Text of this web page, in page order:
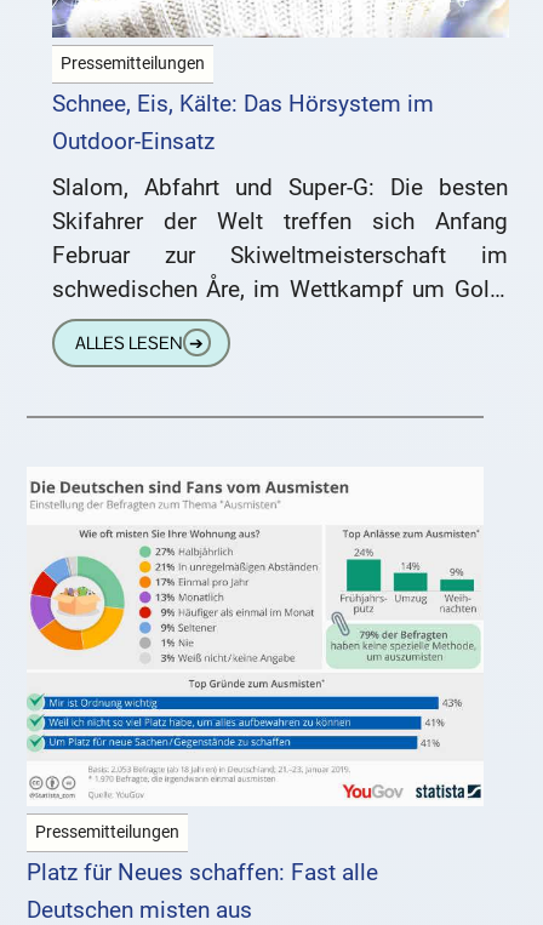
Pressemitteilungen
Schnee, Eis, Kälte: Das Hörsystem im
Outdoor-Einsatz
Slalom, Abfahrt und Super-G: Die besten
Skifahrer der Welt treffen sich Anfang
Februar zur Skiweltmeisterschaft im
schwedischen Åre, im Wettkampf um Gold,
Silber oder Bronze. Hier sind
Spitzenleistungen gefragt. Aber
ALLES LESEN ➔
Pressemitteilungen
Platz für Neues schaffen: Fast alle
Deutschen misten aus